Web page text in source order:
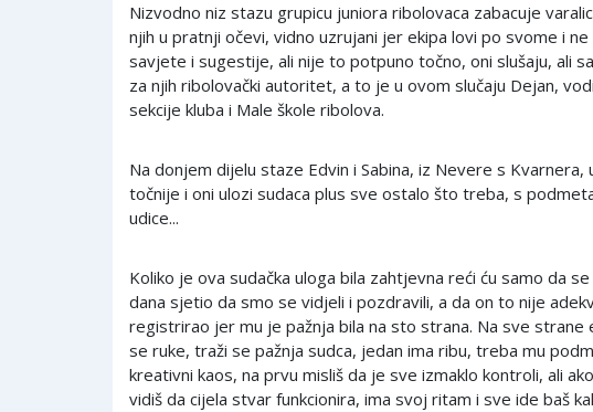
Nizvodno niz stazu grupicu juniora ribolovaca zabacuje
njih u pratnji očevi, vidno uzrujani jer ekipa lovi po svome i ne
savjete i sugestije, ali nije to potpuno točno, oni slušaju, ali
za njih ribolovački autoritet, a to je u ovom slučaju Dejan,
sekcije kluba i Male škole ribolova.
Na donjem dijelu staze Edvin i Sabina, iz Nevere s Kvarnera,
točnije i oni ulozi sudaca plus sve ostalo što treba, s
udice...
Koliko je ova sudačka uloga bila zahtjevna reći ću samo da
dana sjetio da smo se vidjeli i pozdravili, a da on to nije
registrirao jer mu je pažnja bila na sto strana. Na sve strane
se ruke, traži se pažnja sudca, jedan ima ribu, treba mu
kreativni kaos, na prvu misliš da je sve izmaklo kontroli, ali
vidiš da cijela stvar funkcionira, ima svoj ritam i sve ide baš